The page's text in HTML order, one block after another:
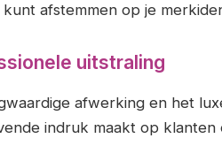
afstemmen op je
uitstraling
afwerking en het
indruk maakt op klanten